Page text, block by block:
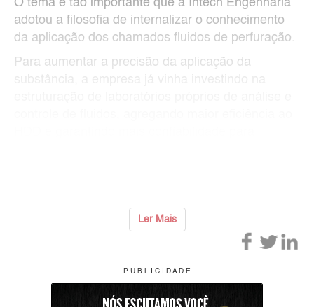
O tema é tão importante que a Intech Engenharia
adotou a filosofia de internalizar o conhecimento
da aplicação dos chamados fluidos de perfuração.
Para aumentar a precisão da aplicação da
Ler Mais
P U B L I C I D A D E